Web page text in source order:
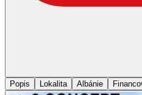
Popis
Lokalita Albánie